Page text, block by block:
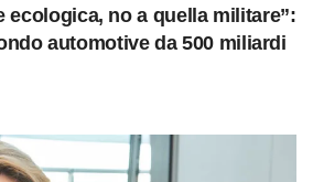
ecologica, no a quella militare”:
automotive da 500 miliardi